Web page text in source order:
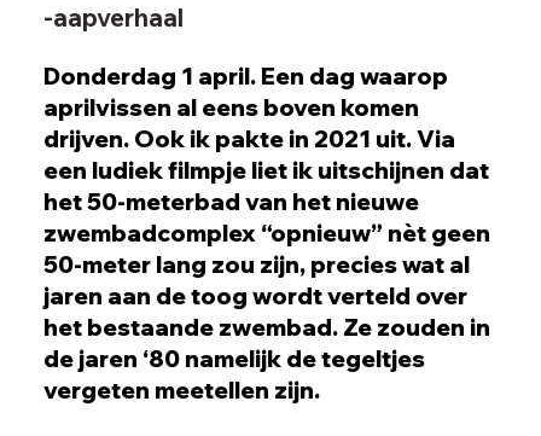
-aapverhaal
Donderdag 1 april. Een dag waarop
aprilvissen al eens boven komen
drijven. Ook ik pakte in 2021 uit. Via
een ludiek filmpje liet ik uitschijnen dat
het 50-meterbad van het nieuwe
zwembadcomplex “opnieuw” nèt geen
50-meter lang zou zijn, precies wat al
jaren aan de toog wordt verteld over
het bestaande zwembad. Ze zouden in
de jaren ‘80 namelijk de tegeltjes
vergeten meetellen zijn.